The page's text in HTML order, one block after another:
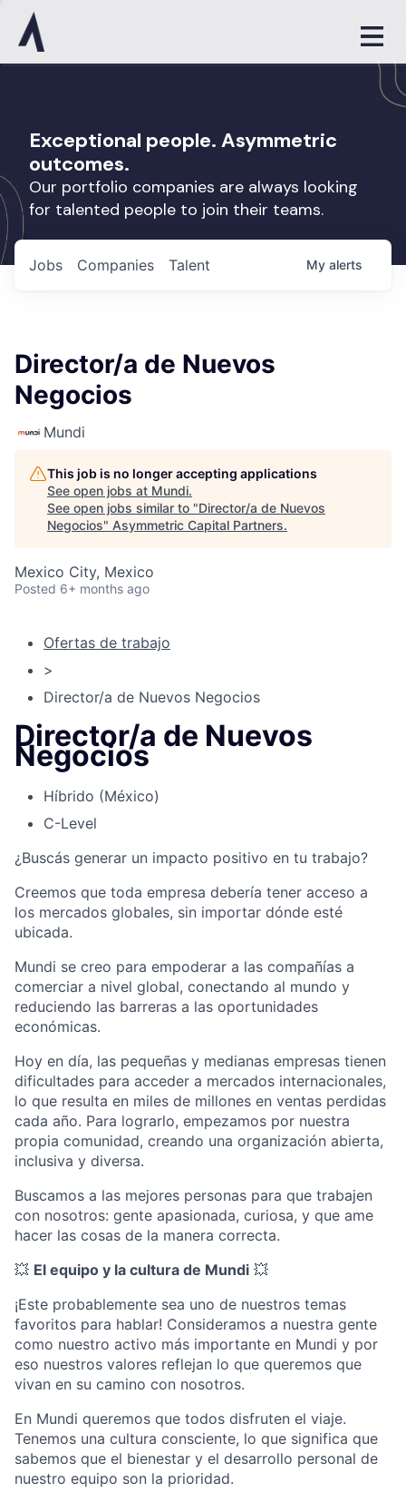
Exceptional people. Asymmetric
outcomes.
Our portfolio companies are always looking
for talented people to join their teams.
Jobs Companies Talent My alerts
Director/a de Nuevos
Negocios
Mundi
This job is no longer accepting applications
See open jobs at Mundi.
See open jobs similar to "Director/a de Nuevos
Negocios" Asymmetric Capital Partners.
Mexico City, Mexico
Posted 6+ months ago
Ofertas de trabajo
>
Director/a de Nuevos Negocios
Director/a de Nuevos
Negocios
Híbrido (México)
C-Level
¿Buscás generar un impacto positivo en tu trabajo?
Creemos que toda empresa debería tener acceso a
los mercados globales, sin importar dónde esté
ubicada.
Mundi se creo para empoderar a las compañías a
comerciar a nivel global, conectando al mundo y
reduciendo las barreras a las oportunidades
económicas.
Hoy en día, las pequeñas y medianas empresas tienen
dificultades para acceder a mercados internacionales,
lo que resulta en miles de millones en ventas perdidas
cada año. Para lograrlo, empezamos por nuestra
propia comunidad, creando una organización abierta,
inclusiva y diversa.
Buscamos a las mejores personas para que trabajen
con nosotros: gente apasionada, curiosa, y que ame
hacer las cosas de la manera correcta.
💥 El equipo y la cultura de Mundi 💥
¡Este probablemente sea uno de nuestros temas
favoritos para hablar! Consideramos a nuestra gente
como nuestro activo más importante en Mundi y por
eso nuestros valores reflejan lo que queremos que
vivan en su camino con nosotros.
En Mundi queremos que todos disfruten el viaje.
Tenemos una cultura consciente, lo que significa que
sabemos que el bienestar y el desarrollo personal de
nuestro equipo son la prioridad.